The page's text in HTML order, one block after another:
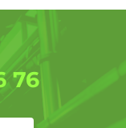
76